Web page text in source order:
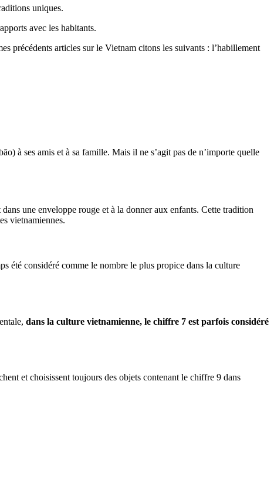
uniques.
avec les habitants.
précédents articles sur le Vietnam citons les suivants : l’habillement
à ses amis et à sa famille. Mais il ne s’agit pas de n’importe quelle
une enveloppe rouge et à la donner aux enfants. Cette tradition
vietnamiennes.
été considéré comme le nombre le plus propice dans la culture
dans la culture vietnamienne, le chiffre 7 est parfois considéré
et choisissent toujours des objets contenant le chiffre 9 dans